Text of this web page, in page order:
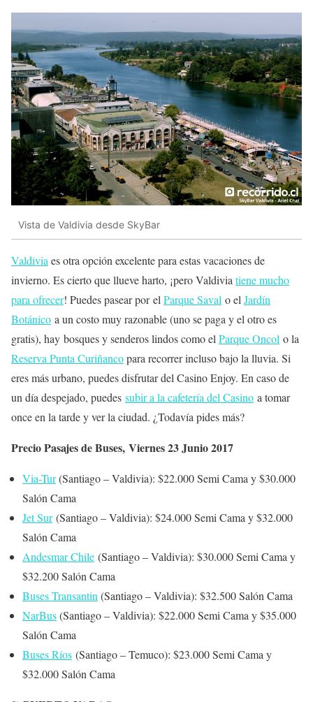
Vista de Valdivia desde SkyBar
Valdiviaes otra opción excelente para estas vacaciones de
invierno. Es cierto que llueve harto, ¡pero Valdiviatiene mucho
para ofrecer! Puedes pasear por elParque Saval o elJardín
Botánico a un costo muy razonable (uno se paga y el otro es
gratis), hay bosques y senderos lindos como elParque Oncol o la
Reserva Punta Curiñancopara recorrer incluso bajo la lluvia. Si
eres más urbano, puedes disfrutar del Casino Enjoy. En caso de
un día despejado, puedes subir a la cafetería del Casino a tomar
once en la tarde y ver la ciudad. ¿Todavía pides más?
Precio Pasajes de Buses, Viernes 23 Junio 2017
Via-Tur(Santiago – Valdivia): $22.000 Semi Cama y $30.000
Salón Cama
Jet Sur(Santiago – Valdivia): $24.000 Semi Cama y $32.000
Salón Cama
Andesmar Chile (Santiago – Valdivia): $30.000 Semi Cama y
$32.200 Salón Cama
Buses Transantin(Santiago – Valdivia): $32.500 Salón Cama
NarBus(Santiago – Valdivia): $22.000 Semi Cama y $35.000
Salón Cama
Buses Ríos (Santiago – Temuco): $23.000 Semi Cama y
$32.000 Salón Cama